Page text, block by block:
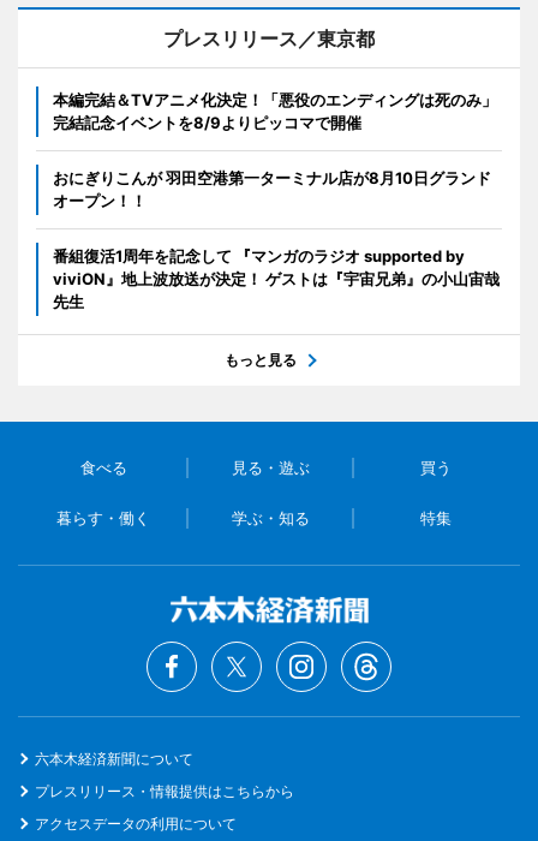
プレスリリース／東京都
本編完結＆TVアニメ化決定！「悪役のエンディングは死のみ」
完結記念イベントを8/9よりピッコマで開催
おにぎりこんが 羽田空港第一ターミナル店が8月10日グランド
オープン！！
番組復活1周年を記念して 『マンガのラジオ supported by
viviON』地上波放送が決定！ ゲストは『宇宙兄弟』の小山宙哉
先生
もっと見る
食べる 見る・遊ぶ 買う
暮らす・働く 学ぶ・知る 特集
六本木経済新聞について
プレスリリース・情報提供はこちらから
アクセスデータの利用について